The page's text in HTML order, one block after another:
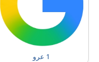
1 عرو